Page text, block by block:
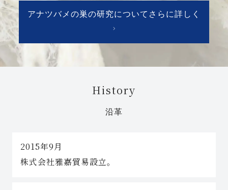
アナツバメの巣の研究についてさらに詳しく
History
沿革
2015年9月
株式会社雅嘉貿易設立。